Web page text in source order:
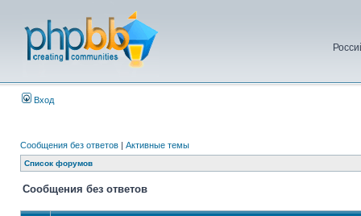
Вход
Сообщения без ответов | Активные темы
Список форумов
Сообщения без ответов